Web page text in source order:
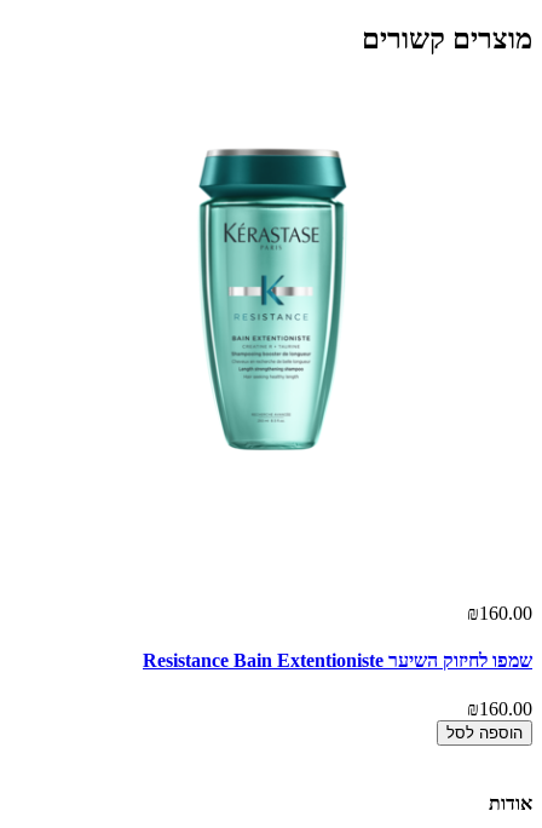
מוצרים קשורים
₪160.00
שמפו לחיזוק השיער Resistance Bain Extentioniste
₪160.00
הוספה לסל
אודות